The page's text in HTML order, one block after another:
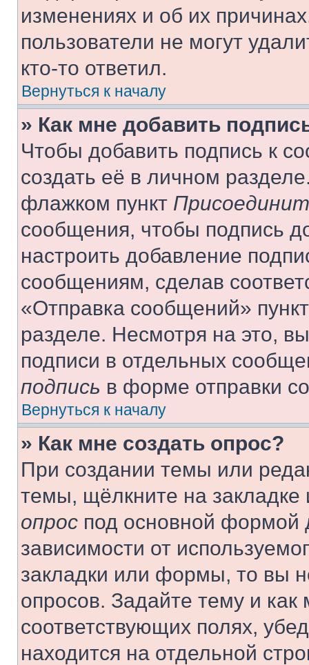
изменениях и об их
пользователи не могут
кто-то ответил.
Вернуться к началу
» Как мне добавить
Чтобы добавить подпись к
создать её в личном
флажком пункт
сообщения, чтобы подпись
настроить добавление
сообщениям, сделав
«Отправка сообщений»
разделе. Несмотря на это,
подписи в отдельных
подпись в форме отправки
Вернуться к началу
» Как мне создать опрос?
При создании темы или
темы, щёлкните на
опрос под основной формой
зависимости от
закладки или формы, то вы
опросов. Задайте тему и
соответствующих полях,
находится на отдельной